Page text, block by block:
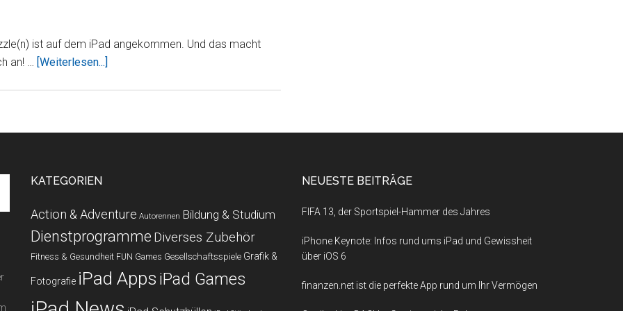
ist auf dem iPad angekommen. Und das macht
an! … [Weiterlesen...]
KATEGORIEN
Action & Adventure Autorennen Bildung & Studium
Dienstprogramme Diverses Zubehör
Fitness & Gesundheit FUN Games Gesellschaftsspiele Grafik &
Fotografie iPad Apps iPad Games
NEUESTE BEITRÄGE
FIFA 13, der Sportspiel-Hammer des Jahres
iPhone Keynote: Infos rund ums iPad und Gewissheit
über iOS 6
finanzen.net ist die perfekte App rund um Ihr Vermögen